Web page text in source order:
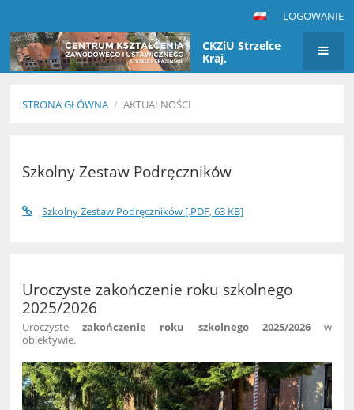
LOGOWANIE
CKZiU Strzelce
Kraj.
STRONA GŁÓWNA / AKTUALNOŚCI
Szkolny Zestaw Podręczników
Szkolny Zestaw Podręczników [.PDF, 63 KB]
Uroczyste zakończenie roku szkolnego
2025/2026
Uroczystezakończenie roku szkolnego 2025/2026w
obiektywie.